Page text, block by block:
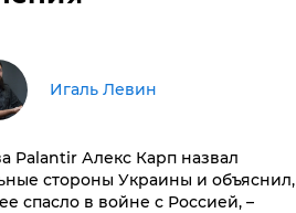
Игаль Левин
Palantir Алекс Карп назвал
стороны Украины и объяснил,
спасло в войне с Россией, –